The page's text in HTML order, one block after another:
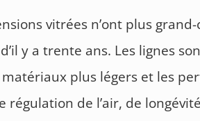
vitrées n’ont plus grand-
y a trente ans. Les lignes
plus légers et les
régulation de l’air, de